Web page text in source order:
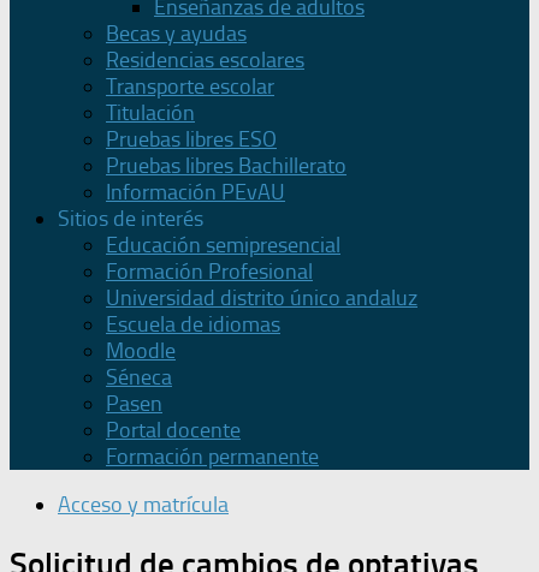
Enseñanzas de adultos
Becas y ayudas
Residencias escolares
Transporte escolar
Titulación
Pruebas libres ESO
Pruebas libres Bachillerato
Información PEvAU
Sitios de interés
Educación semipresencial
Formación Profesional
Universidad distrito único andaluz
Escuela de idiomas
Moodle
Séneca
Pasen
Portal docente
Formación permanente
Acceso y matrícula